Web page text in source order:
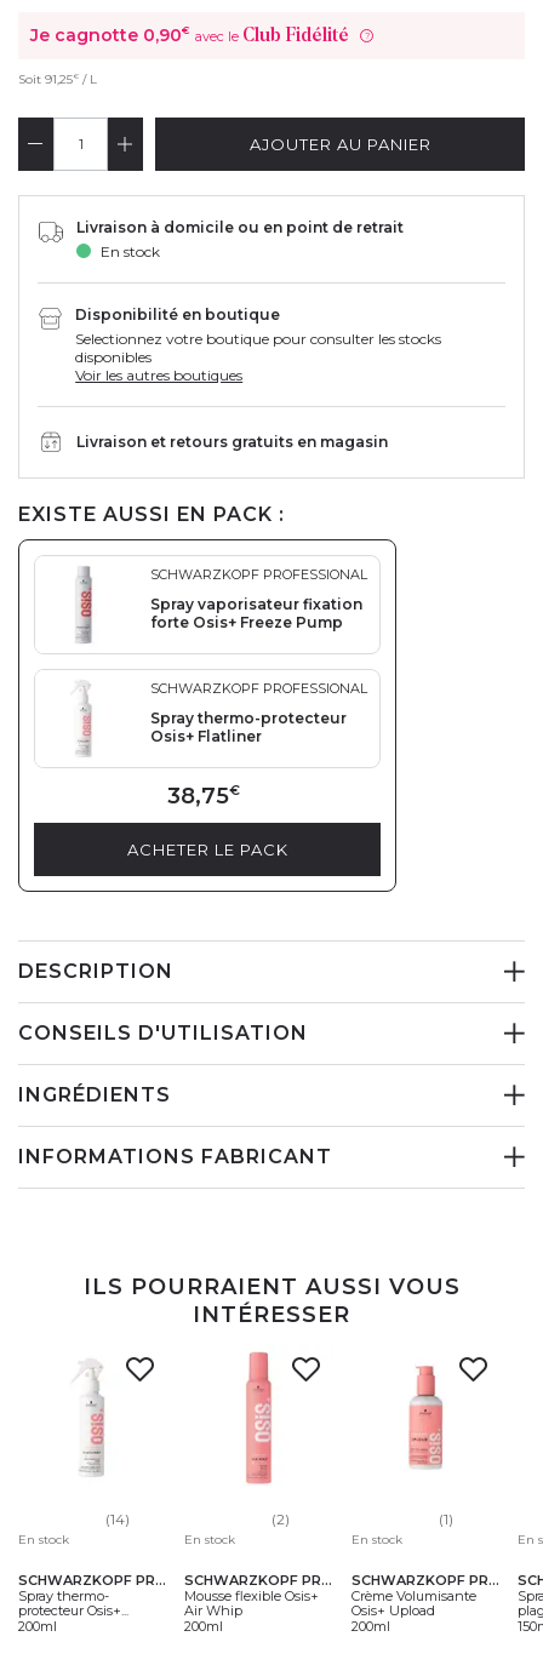
Je cagnotte 0,90€ avec le Club Fidélité ?
Soit 91,25€ / L
AJOUTER AU PANIER
Livraison à domicile ou en point de retrait
En stock
Disponibilité en boutique
Selectionnez votre boutique pour consulter les stocks
disponibles
Voir les autres boutiques
Livraison et retours gratuits en magasin
EXISTE AUSSI EN PACK :
SCHWARZKOPF PROFESSIONAL
Spray vaporisateur fixation
forte Osis+ Freeze Pump
SCHWARZKOPF PROFESSIONAL
Spray thermo-protecteur
Osis+ Flatliner
38,75€
ACHETER LE PACK
DESCRIPTION
CONSEILS D'UTILISATION
INGRÉDIENTS
INFORMATIONS FABRICANT
ILS POURRAIENT AUSSI VOUS
INTÉRESSER
(14)
En stock
SCHWARZKOPF PROFESSIONAL
Spray thermo-
protecteur Osis+...
200ml
(2)
En stock
SCHWARZKOPF PROFESSIONAL
Mousse flexible Osis+
Air Whip
200ml
(1)
En stock
SCHWARZKOPF PROFESSIONAL
Crème Volumisante
Osis+ Upload
200ml
En